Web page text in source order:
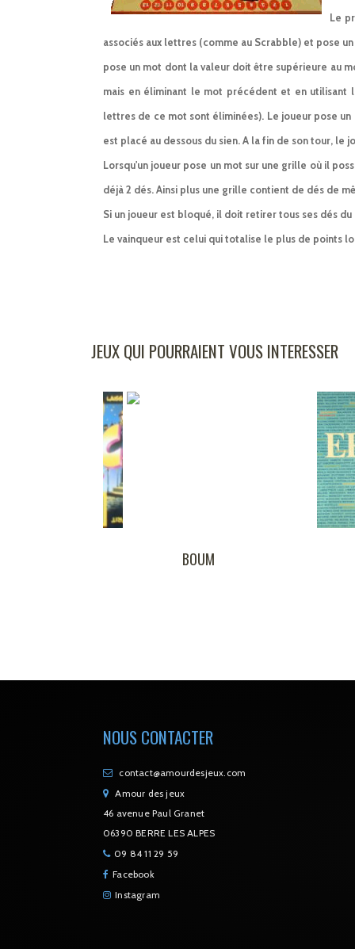
Le
associés aux lettres (comme au Scrabble) et pose
pose un mot dont la valeur doit être supérieure au
mais en éliminant le mot précédent et en
lettres de ce mot sont éliminées). Le joueur pose
est placé au dessous du sien. A la fin de son tour, le
Lorsqu'un joueur pose un mot sur une grille où il
déjà 2 dés. Ainsi plus une grille contient de dés de
Si un joueur est bloqué, il doit retirer tous ses dés
Le vainqueur est celui qui totalise le plus de points
JEUX QUI POURRAIENT VOUS INTERESSER
BOUM
NOUS CONTACTER
contact@amourdesjeux.com
Amour des jeux
46 avenue Paul Granet
06390 BERRE LES ALPES
09 84 11 29 59
Facebook
Instagram